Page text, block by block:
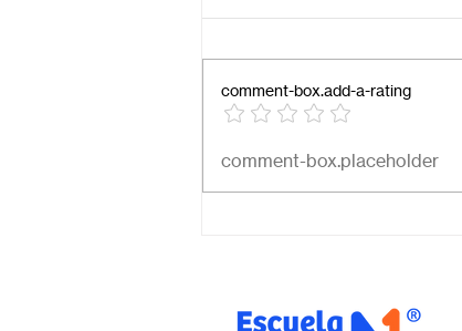
¿Cuál es el mejor colegio
comment-box.add-a-rating
comment-box.placeholder